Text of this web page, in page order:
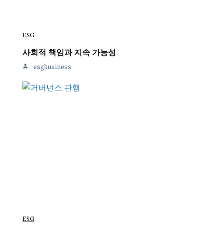
ESG
사회적 책임과 지속 가능성
esgbusiness
ESG